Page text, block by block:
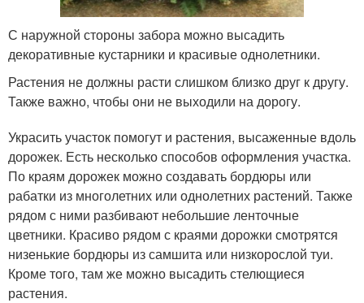
С наружной стороны забора можно высадить
декоративные кустарники и красивые однолетники.
Растения не должны расти слишком близко друг к другу.
Также важно, чтобы они не выходили на дорогу.
Украсить участок помогут и растения, высаженные вдоль
дорожек. Есть несколько способов оформления участка.
По краям дорожек можно создавать бордюры или
рабатки из многолетних или однолетних растений. Также
рядом с ними разбивают небольшие ленточные
цветники. Красиво рядом с краями дорожки смотрятся
низенькие бордюры из самшита или низкорослой туи.
Кроме того, там же можно высадить стелющиеся
растения.